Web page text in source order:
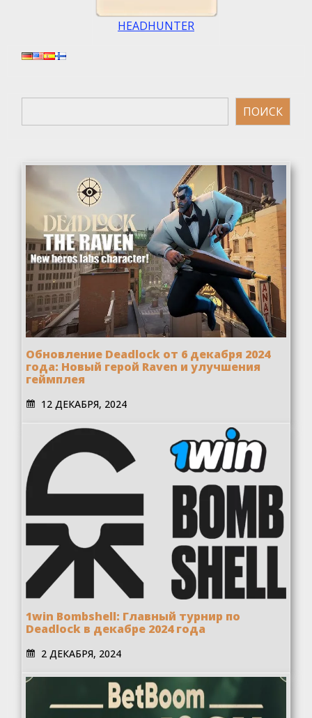
HEADHUNTER
Поиск
ПОИСК
Обновление Deadlock от 6 декабря 2024
года: Новый герой Raven и улучшения
геймплея
12 ДЕКАБРЯ, 2024
1win Bombshell: Главный турнир по
Deadlock в декабре 2024 года
2 ДЕКАБРЯ, 2024